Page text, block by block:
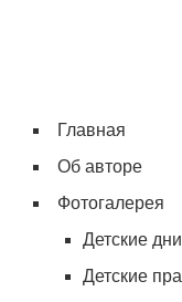
Главная
Об авторе
Фотогалерея
Детские
Детские